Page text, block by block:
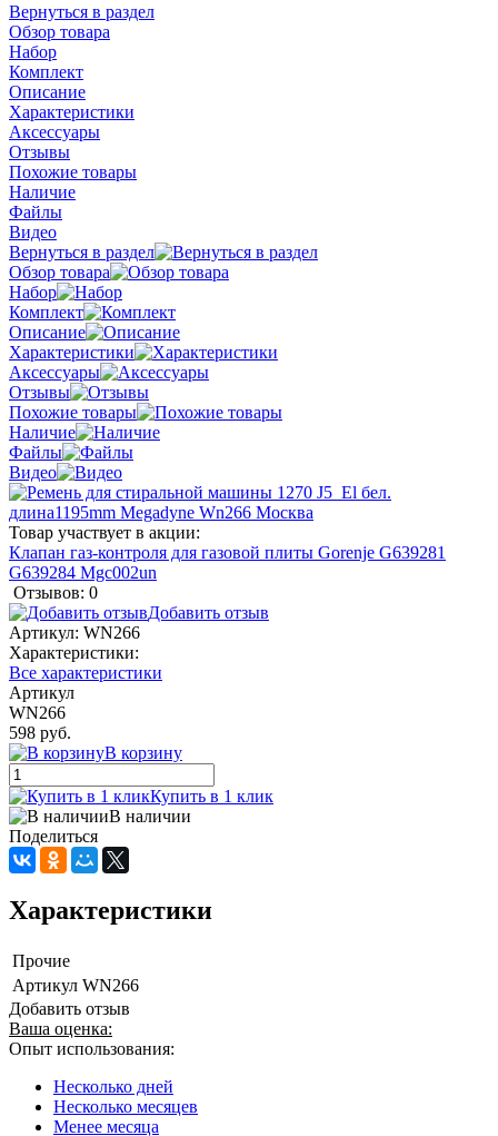
Вернуться в раздел
Обзор товара
Набор
Комплект
Описание
Характеристики
Аксессуары
Отзывы
Похожие товары
Наличие
Файлы
Видео
Вернуться в раздел
Обзор товара
Набор
Комплект
Описание
Характеристики
Аксессуары
Отзывы
Похожие товары
Наличие
Файлы
Видео
Товар участвует в акции:
Клапан газ-контроля для газовой плиты Gorenje G639281
G639284 Mgc002un
Отзывов: 0
Добавить отзыв
Артикул: WN266
Характеристики:
Все характеристики
Артикул
WN266
598 руб.
В корзину
Купить в 1 клик
В наличии
Поделиться
Характеристики
Прочие
Артикул WN266
Добавить отзыв
Ваша оценка:
Опыт использования:
Несколько дней
Несколько месяцев
Менее месяца